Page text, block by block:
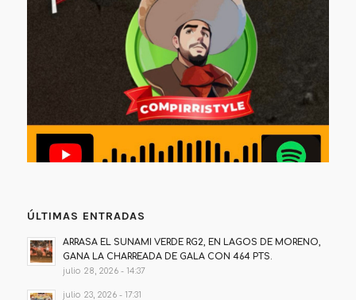
ÚLTIMAS ENTRADAS
ARRASA EL SUNAMI VERDE RG2, EN LAGOS DE MORENO,
GANA LA CHARREADA DE GALA CON 464 PTS.
julio 28, 2026 - 14:37
julio 23, 2026 - 17:31